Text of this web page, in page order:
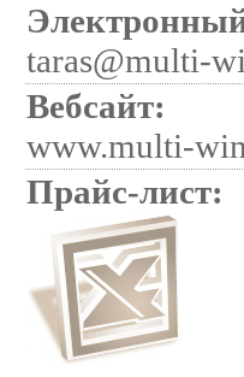
taras@multi-
Вебсайт:
www.multi-
Прайс-лист: